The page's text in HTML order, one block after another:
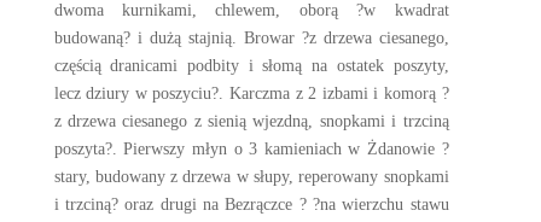
dwoma kurnikami, chlewem, oborą ?w kwadrat
budowaną? i dużą stajnią. Browar ?z drzewa ciesanego,
częścią dranicami podbity i słomą na ostatek poszyty,
lecz dziury w poszyciu?. Karczma z 2 izbami i komorą ?
z drzewa ciesanego z sienią wjezdną, snopkami i trzciną
poszyta?. Pierwszy młyn o 3 kamieniach w Żdanowie ?
stary, budowany z drzewa w słupy, reperowany snopkami
i trzciną? oraz drugi na Bezrączce ? ?na wierzchu stawu